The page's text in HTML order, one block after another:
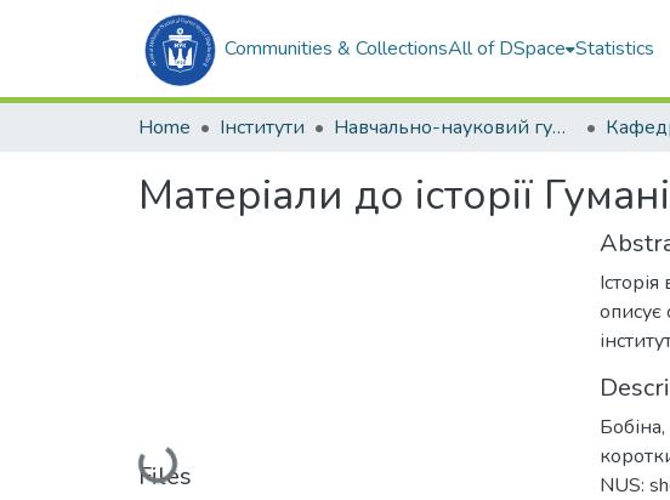
Communities & CollectionsAll of DSpace Statistics
Home Інститути Навчально-науковий гуманітарний інститут (ННГІ)
Матеріали до історії
Loading...
Files
описує
NUS: